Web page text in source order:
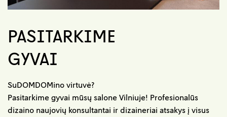
PASITARKIME
GYVAI
SuDOMDOMino virtuvė?
Pasitarkime gyvai mūsų salone Vilniuje! Profesionalūs
dizaino naujovių konsultantai ir dizaineriai atsakys į visus